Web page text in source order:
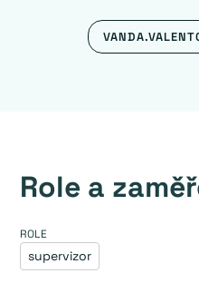
Role a
ROLE
supervizor